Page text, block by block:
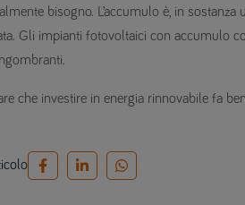
bisogno. L’accumulo è, in sostanza
Gli impianti fotovoltaici con accumulo
che investire in energia rinnovabile fa